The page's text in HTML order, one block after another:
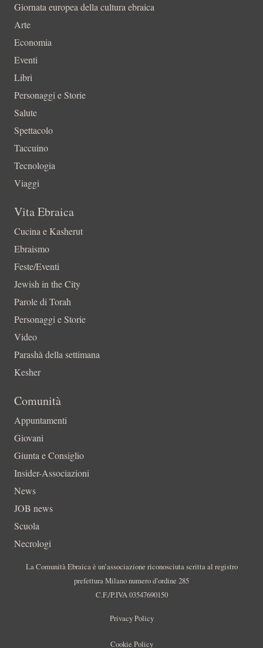
Giornata europea della cultura ebraica
Arte
Economia
Eventi
Libri
Personaggi e Storie
Salute
Spettacolo
Taccuino
Tecnologia
Viaggi
Vita Ebraica
Cucina e Kasherut
Ebraismo
Feste/Eventi
Jewish in the City
Parole di Torah
Personaggi e Storie
Video
Parashà della settimana
Kesher
Comunità
Appuntamenti
Giovani
Giunta e Consiglio
Insider-Associazioni
News
JOB news
Scuola
Necrologi
La Comunità Ebraica è un’associazione riconosciuta scritta al registro
prefettura Milano numero d’ordine 285
C.F./P.IVA 03547690150
Privacy Policy
Cookie Policy